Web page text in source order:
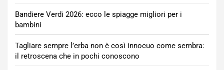
Bandiere Verdi 2026: ecco le spiagge migliori per i
bambini
Tagliare sempre l’erba non è così innocuo come sembra:
il retroscena che in pochi conoscono